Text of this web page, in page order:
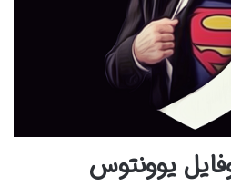
یوونتوس